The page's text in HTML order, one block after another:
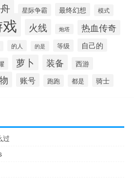
星际争霸 最终幻想 模式
火线 炮塔 热血传奇
的人 的是 等级 自己的
萝卜 装备 西游
账号 跑跑 都是 骑士
过